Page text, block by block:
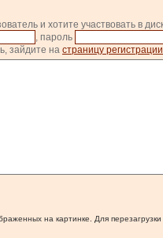
и хотите участвовать в
, пароль
зайдите на страницу регистрации
на картинке. Для перезагрузки